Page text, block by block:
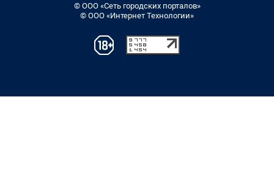
© ООО «Сеть городских порталов»
© ООО «Интернет Технологии»